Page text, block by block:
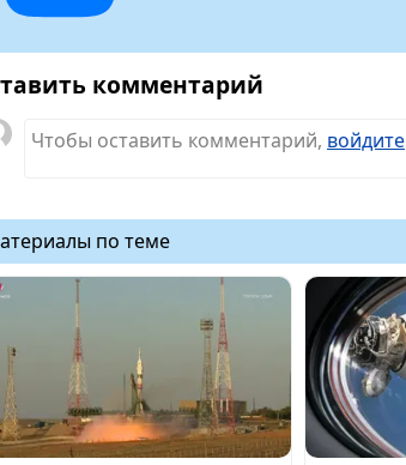
комментарий
Чтобы оставить комментарий, войдите
по теме